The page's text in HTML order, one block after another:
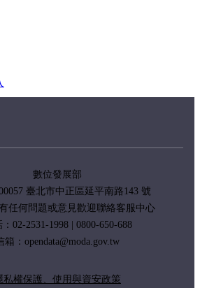
數位發展部
臺北市中正區延平南路143 號
任何問題或意見歡迎聯絡客服中心
：02-2531-1998 | 0800-650-688
箱： opendata@moda.gov.tw
私權保護、使用與資安政策